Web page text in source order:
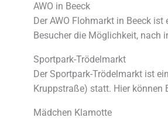
AWO in Beeck
Der AWO Flohmarkt in Beeck
Besucher die Möglichkeit, nach
Sportpark-Trödelmarkt
Der Sportpark-Trödelmarkt ist
Kruppstraße) statt. Hier können
Mädchen Klamotte